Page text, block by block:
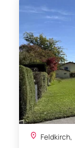
Feldkirch,